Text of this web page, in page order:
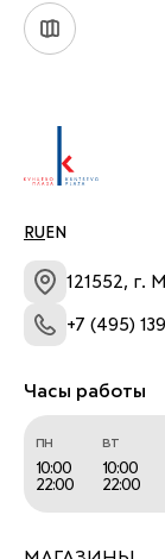
персонала
RU EN
121552, г.
+7 (495)
Часы работы
пн
10:00
22:00
вт
10:00
22:00